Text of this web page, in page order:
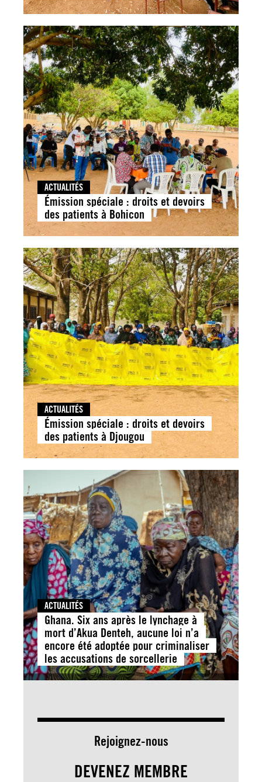
ACTUALITÉS
Émission spéciale : droits et devoirs
des patients à Bohicon
ACTUALITÉS
Émission spéciale : droits et devoirs
des patients à Djougou
ACTUALITÉS
Ghana. Six ans après le lynchage à
mort d’Akua Denteh, aucune loi n’a
encore été adoptée pour criminaliser
les accusations de sorcellerie
Rejoignez-nous
DEVENEZ MEMBRE